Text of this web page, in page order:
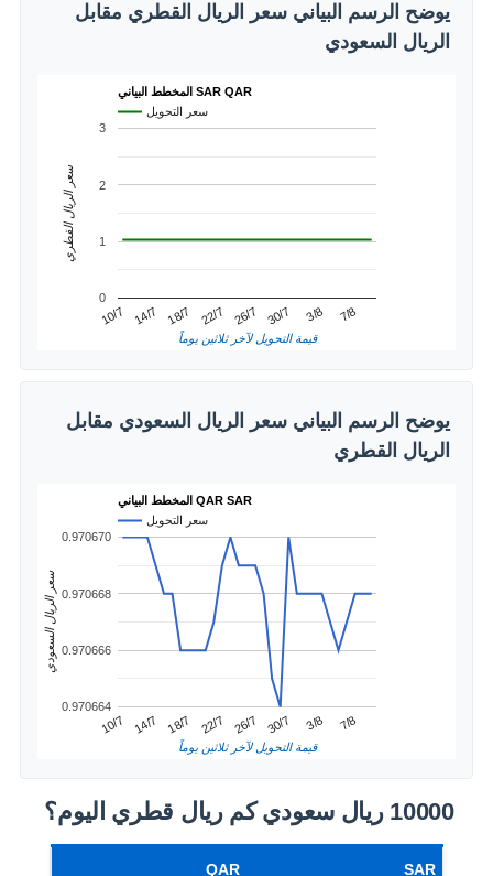
يوضح الرسم البياني سعر الريال القطري مقابل
الريال السعودي
المخطط البياني SAR QAR
سعر التحويل
10/7 14/7 18/7 22/7 26/7 30/7 3/8 7/8
0
1
2
3
قيمة التحويل لآخر ثلاثين يوماً
سعر الريال القطري
يوضح الرسم البياني سعر الريال السعودي مقابل
الريال القطري
المخطط البياني QAR SAR
سعر التحويل
10/7 14/7 18/7 22/7 26/7 30/7 3/8 7/8
0.970664
0.970666
0.970668
0.970670
قيمة التحويل لآخر ثلاثين يوماً
سعر الريال السعودي
10000 ريال سعودي كم ريال قطري اليوم؟
SAR
QAR